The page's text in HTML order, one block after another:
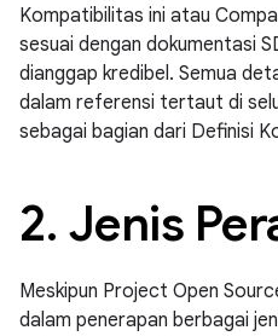
Kompatibilitas ini atau
sesuai dengan dokumentasi
dianggap kredibel. Semua
dalam referensi tertaut di
sebagai bagian dari Definisi
2. Jenis
Meskipun Project Open
dalam penerapan berbagai